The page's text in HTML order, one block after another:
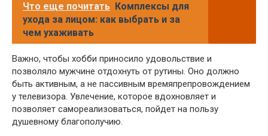
Что еще почитать Комплексы для
ухода за лицом: как выбрать и за
чем ухаживать
Важно, чтобы хобби приносило удовольствие и
позволяло мужчине отдохнуть от рутины. Оно должно
быть активным, а не пассивным времяпрепровождением
у телевизора. Увлечение, которое вдохновляет и
позволяет самореализоваться, пойдет на пользу
душевному благополучию.